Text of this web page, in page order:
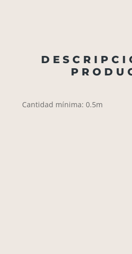
Cantidad mínima: 0.5m